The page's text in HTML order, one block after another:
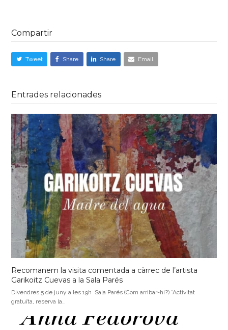
Compartir
Tweet Share Share Email
Entrades relacionades
Recomanem la visita comentada a càrrec de l’artista
Garikoitz Cuevas a la Sala Parés
Divendres 5 de juny a les 19h Sala Parés (Com arribar-hi?) *Activitat
gratuïta, reserva la…